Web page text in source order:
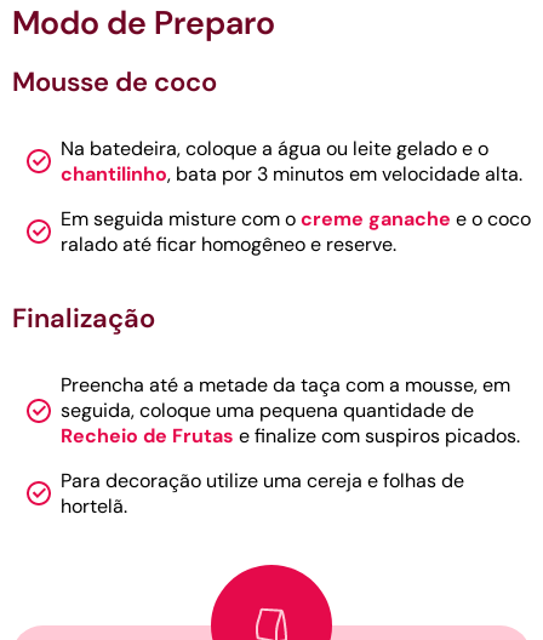
Modo de Preparo
Mousse de coco
Na batedeira, coloque a água ou leite gelado e o
chantilinho, bata por 3 minutos em velocidade alta.
Em seguida misture com ocreme ganache e o coco
ralado até ficar homogêneo e reserve.
Finalização
Preencha até a metade da taça com a mousse, em
seguida, coloque uma pequena quantidade de
Recheio de Frutas e finalize com suspiros picados.
Para decoração utilize uma cereja e folhas de
hortelã.